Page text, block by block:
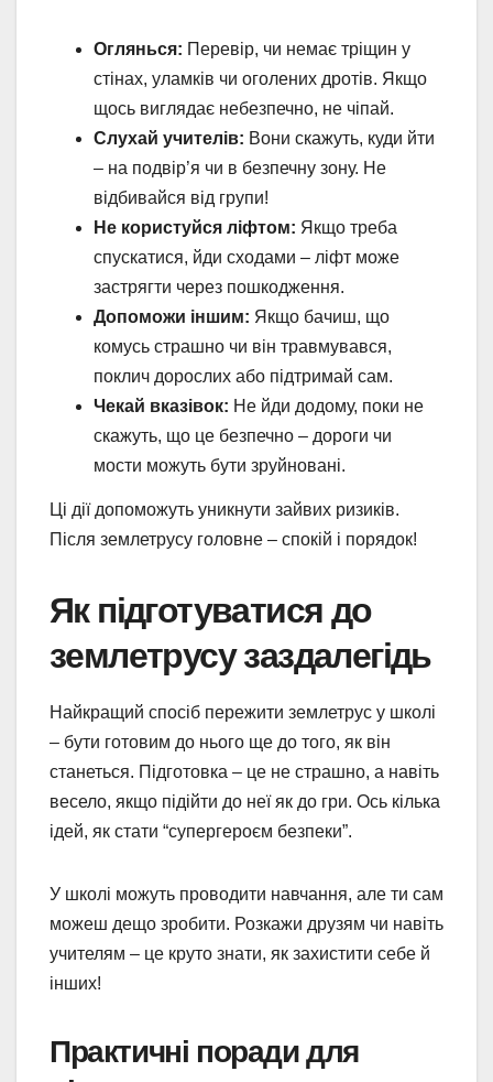
Оглянься: Перевір, чи немає тріщин у
стінах, уламків чи оголених дротів. Якщо
щось виглядає небезпечно, не чіпай.
Слухай учителів: Вони скажуть, куди йти
– на подвір’я чи в безпечну зону. Не
відбивайся від групи!
Не користуйся ліфтом: Якщо треба
спускатися, йди сходами – ліфт може
застрягти через пошкодження.
Допоможи іншим: Якщо бачиш, що
комусь страшно чи він травмувався,
поклич дорослих або підтримай сам.
Чекай вказівок: Не йди додому, поки не
скажуть, що це безпечно – дороги чи
мости можуть бути зруйновані.
Ці дії допоможуть уникнути зайвих ризиків.
Після землетрусу головне – спокій і порядок!
Як підготуватися до
землетрусу заздалегідь
Найкращий спосіб пережити землетрус у школі
– бути готовим до нього ще до того, як він
станеться. Підготовка – це не страшно, а навіть
весело, якщо підійти до неї як до гри. Ось кілька
ідей, як стати “супергероєм безпеки”.
У школі можуть проводити навчання, але ти сам
можеш дещо зробити. Розкажи друзям чи навіть
учителям – це круто знати, як захистити себе й
інших!
Практичні поради для